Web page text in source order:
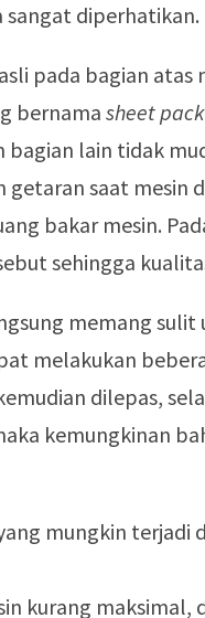
diperhatikan.
pada bagian
bernama sheet
bagian lain tidak
getaran saat mesin
bakar mesin.
sehingga
memang
melakukan
dilepas,
kemungkinan
mungkin terjadi
kurang